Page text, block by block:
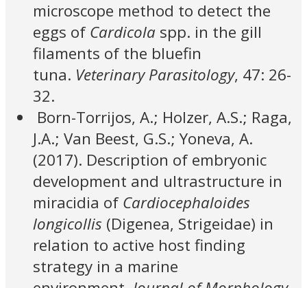
microscope method to detect the
eggs ofCardicola spp. in the gill
filaments of the bluefin
tuna. Veterinary Parasitology, 47: 26-
32.
Born-Torrijos, A.; Holzer, A.S.; Raga,
J.A.; Van Beest, G.S.; Yoneva, A.
(2017). Description of embryonic
development and ultrastructure in
miracidia ofCardiocephaloides
longicollis (Digenea, Strigeidae) in
relation to active host finding
strategy in a marine